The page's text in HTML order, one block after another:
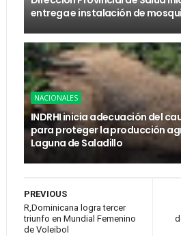
entrega e instalación de
NACIONALES
INDRHI inicia adecuación del
para proteger la producción
Laguna de Saladillo
PREVIOUS
R,Dominicana logra tercer
triunfo en Mundial Femenino
de Voleibol